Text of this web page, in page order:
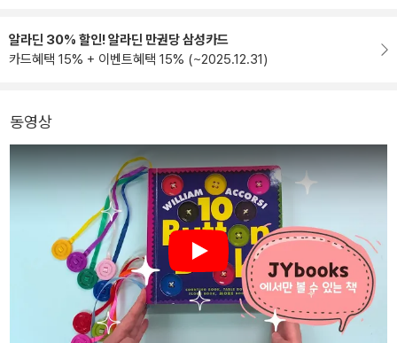
알라딘 30% 할인! 알라딘 만권당 삼성카드
카드혜택 15% + 이벤트혜택 15% (~2025.12.31)
동영상
Play